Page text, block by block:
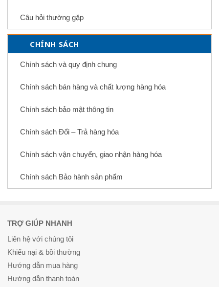
Câu hỏi thường gặp
CHÍNH SÁCH
Chính sách và quy định chung
Chính sách bán hàng và chất lượng hàng hóa
Chính sách bảo mật thông tin
Chính sách Đổi – Trả hàng hóa
Chính sách vận chuyển, giao nhận hàng hóa
Chính sách Bảo hành sản phẩm
TRỢ GIÚP NHANH
Liên hệ với chúng tôi
Khiếu nại & bồi thường
Hướng dẫn mua hàng
Hướng dẫn thanh toán